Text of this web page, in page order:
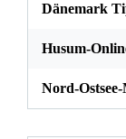
Dänemark
Husum-
Nord-